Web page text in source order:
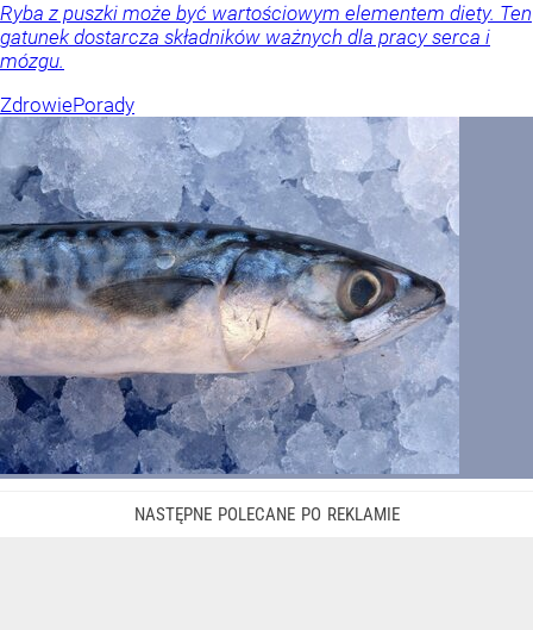
Ryba z puszki może być wartościowym elementem diety. Ten
gatunek dostarcza składników ważnych dla pracy serca i
mózgu.
ZdrowiePorady